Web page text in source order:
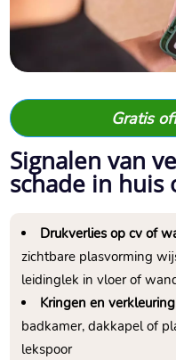
Gratis
Signalen van
schade in
Drukverlies op cv of
zichtbare plasvorming
leidinglek in vloer of
Kringen en
badkamer, dakkapel of
lekspoor